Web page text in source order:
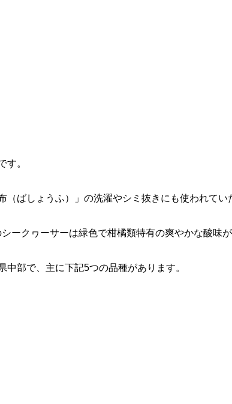
す。
ばしょうふ）」の洗濯やシミ抜きにも使われて
ークヮーサーは緑色で柑橘類特有の爽やかな酸味
部で、主に下記5つの品種があります。